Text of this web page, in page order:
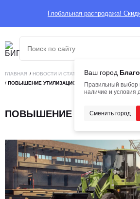
Глобальная распродажа!
Ваш город
Правильный выбор
наличие и условия
Сменить город
ГЛАВНАЯ / НОВОСТИ И СТАТЬИ /БИГНОВОСТИ
/ ПОВЫШЕНИЕ УТИЛИЗАЦИОННОГО СБОРА
ПОВЫШЕНИЕ